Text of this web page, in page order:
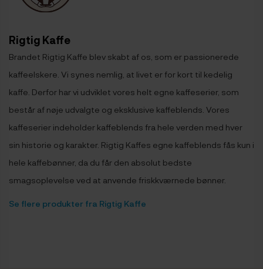
Rigtig Kaffe
Brandet Rigtig Kaffe blev skabt af os, som er passionerede
kaffeelskere. Vi synes nemlig, at livet er for kort til kedelig
kaffe. Derfor har vi udviklet vores helt egne kaffeserier, som
består af nøje udvalgte og eksklusive kaffeblends. Vores
kaffeserier indeholder kaffeblends fra hele verden med hver
sin historie og karakter. Rigtig Kaffes egne kaffeblends fås kun i
hele kaffebønner, da du får den absolut bedste
smagsoplevelse ved at anvende friskkværnede bønner.
Se flere produkter fra Rigtig Kaffe